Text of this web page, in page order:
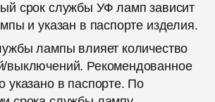
срок службы УФ ламп зависит
и указан в паспорте изделия.
лампы влияет количество
выключений. Рекомендованное
указано в паспорте. По